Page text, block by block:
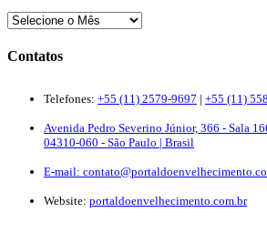
Contatos
Telefones: +55 (11) 2579-9697 | +55 (11)
Avenida Pedro Severino Júnior, 366 - Sala
04310-060 - São Paulo | Brasil
E-mail:
Website: portaldoenvelhecimento.com.br